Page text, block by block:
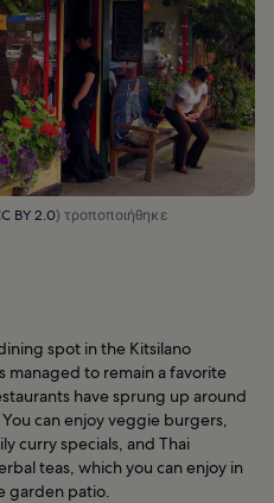
BY 2.0) τροποποιήθηκε
spot in the Kitsilano
managed to remain a favorite
have sprung up around
can enjoy veggie burgers,
curry specials, and Thai
teas, which you can enjoy in
garden patio.